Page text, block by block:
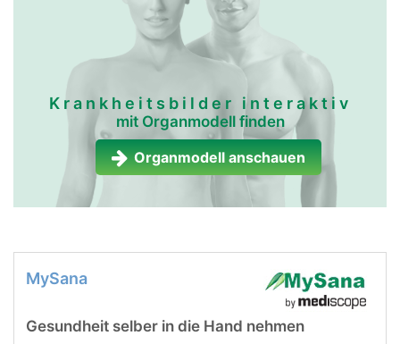
Krankheitsbilder interaktiv
mit Organmodell finden
Organmodell anschauen
MySana
Gesundheit selber in die Hand nehmen